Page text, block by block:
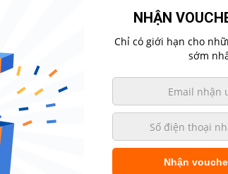
Mua Xe Trả Góp
NHẬN
Chỉ có giới hạn cho
sớm
Nhận